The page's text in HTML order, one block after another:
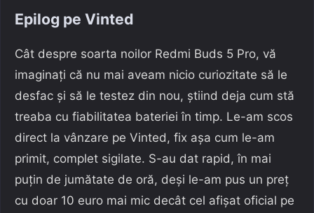
Epilog pe Vinted
Cât despre soarta noilor Redmi Buds 5 Pro, vă
imaginați că nu mai aveam nicio curiozitate să le
desfac și să le testez din nou, știind deja cum stă
treaba cu fiabilitatea bateriei în timp. Le-am scos
direct la vânzare pe Vinted, fix așa cum le-am
primit, complet sigilate. S-au dat rapid, în mai
puțin de jumătate de oră, deși le-am pus un preț
cu doar 10 euro mai mic decât cel afișat oficial pe